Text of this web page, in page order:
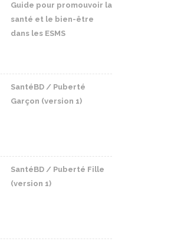
Guide pour promouvoir la
santé et le bien-être
dans les ESMS
SantéBD / Puberté
Garçon (version 1)
SantéBD / Puberté Fille
(version 1)